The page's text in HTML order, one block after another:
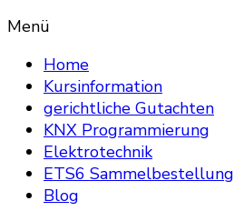
Menü
Home
Kursinformation
gerichtliche Gutachten
KNX Programmierung
Elektrotechnik
ETS6 Sammelbestellung
Blog